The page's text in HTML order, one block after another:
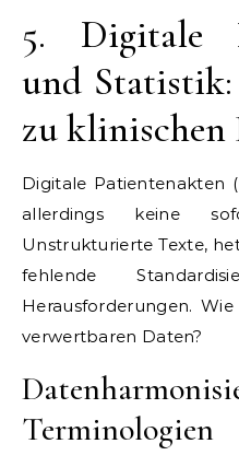
5. Digitale
und
zu klinischen
Digitale Patientenakten
allerdings keine
Unstrukturierte Texte,
fehlende
Herausforderungen.
verwertbaren Daten?
Terminologien